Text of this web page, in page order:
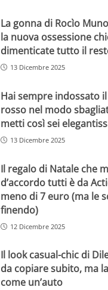
La gonna di Rocìo
la nuova ossessione
dimenticate tutto il
13 Dicembre 2025
Hai sempre indossato
rosso nel modo
metti così sei
13 Dicembre 2025
Il regalo di Natale che
d’accordo tutti è da
meno di 7 euro (ma le
finendo)
12 Dicembre 2025
Il look casual-chic di
da copiare subito, ma
come un’auto